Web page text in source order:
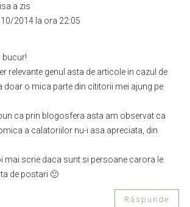
a zis
2014 la ora 22:05
bucur!
relevante genul asta de articole in cazul de
doar o mica parte din cititorii mei ajung pe
ca prin blogosfera asta am observat ca
a calatoriilor nu-i asa apreciata, din
mai scrie daca sunt si persoane carora le
de postari 🙂
Răspunde